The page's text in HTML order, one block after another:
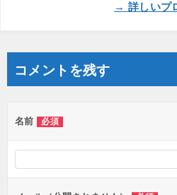
→ 詳しいプ
コメントを残す
名前 必須